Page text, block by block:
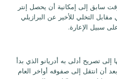
سابق إلى إمكانية أن يحصل إنتر
التخلي للأخير عن البرازيلي
سبيل الإعارة.
تصريح أدلى به أدريانو الذي بدأ
أن انتقل إلى صفوفه أواخر العام